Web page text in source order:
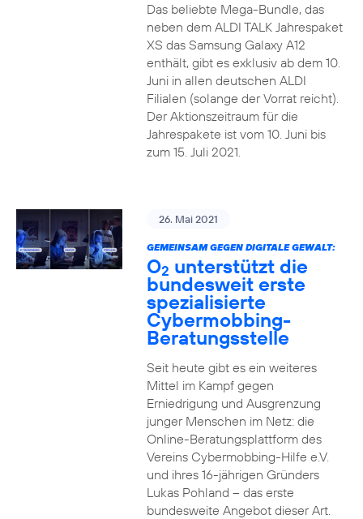
Das beliebte Mega-Bundle, das
neben dem ALDI TALK Jahrespaket
XS das Samsung Galaxy A12
enthält, gibt es exklusiv ab dem 10.
Juni in allen deutschen ALDI
Filialen (solange der Vorrat reicht).
Der Aktionszeitraum für die
Jahrespakete ist vom 10. Juni bis
zum 15. Juli 2021.
26. Mai 2021
GEMEINSAM GEGEN DIGITALE GEWALT:
O2 unterstützt die
bundesweit erste
spezialisierte
Cybermobbing-
Beratungsstelle
Seit heute gibt es ein weiteres
Mittel im Kampf gegen
Erniedrigung und Ausgrenzung
junger Menschen im Netz: die
Online-Beratungsplattform des
Vereins Cybermobbing-Hilfe e.V.
und ihres 16-jährigen Gründers
Lukas Pohland – das erste
bundesweite Angebot dieser Art.